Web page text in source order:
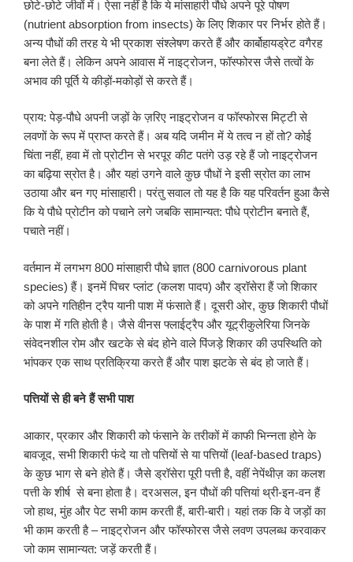
छोटे-छोटे जीवों में। ऐसा नहीं है कि ये मांसाहारी पौधे अपने पूरे पोषण
(nutrient absorption from insects) के लिए शिकार पर निर्भर होते हैं।
अन्य पौधों की तरह ये भी प्रकाश संश्लेषण करते हैं और कार्बोहायड्रेट वगैरह
बना लेते हैं। लेकिन अपने आवास में नाइट्रोजन, फॉस्फोरस जैसे तत्वों के
अभाव की पूर्ति ये कीड़ों-मकोड़ों से करते हैं।
प्राय: पेड़-पौधे अपनी जड़ों के ज़रिए नाइट्रोजन व फॉस्फोरस मिट्टी से
लवणों के रूप में प्राप्त करते हैं। अब यदि जमीन में ये तत्व न हों तो? कोई
चिंता नहीं, हवा में तो प्रोटीन से भरपूर कीट पतंगे उड़ रहे हैं जो नाइट्रोजन
का बढ़िया स्रोत है। और यहां उगने वाले कुछ पौधों ने इसी स्रोत का लाभ
उठाया और बन गए मांसाहारी। परंतु सवाल तो यह है कि यह परिवर्तन हुआ कैसे
कि ये पौधे प्रोटीन को पचाने लगे जबकि सामान्यत: पौधे प्रोटीन बनाते हैं,
पचाते नहीं।
वर्तमान में लगभग 800 मांसाहारी पौधे ज्ञात (800 carnivorous plant
species) हैं। इनमें पिचर प्लांट (कलश पादप) और ड्रॉसेरा हैं जो शिकार
को अपने गतिहीन ट्रैप यानी पाश में फंसाते हैं। दूसरी ओर, कुछ शिकारी पौधों
के पाश में गति होती है। जैसे वीनस फ्लाईट्रैप और यूट्रीकुलेरिया जिनके
संवेदनशील रोम और खटके से बंद होने वाले पिंजड़े शिकार की उपस्थिति को
भांपकर एक साथ प्रतिक्रिया करते हैं और पाश झटके से बंद हो जाते हैं।
पत्तियों से ही बने हैं सभी पाश
आकार, प्रकार और शिकारी को फंसाने के तरीकों में काफी भिन्नता होने के
बावजूद, सभी शिकारी फंदे या तो पत्तियों से या पत्तियों (leaf-based traps)
के कुछ भाग से बने होते हैं। जैसे ड्रॉसेरा पूरी पत्ती है, वहीं नेपेंथीज़ का कलश
पत्ती के शीर्ष से बना होता है। दरअसल, इन पौधों की पत्तियां थ्री-इन-वन हैं
जो हाथ, मुंह और पेट सभी काम करती हैं, बारी-बारी। यहां तक कि वे जड़ों का
भी काम करती है – नाइट्रोजन और फॉस्फोरस जैसे लवण उपलब्ध करवाकर
जो काम सामान्यत: जड़ें करती हैं।